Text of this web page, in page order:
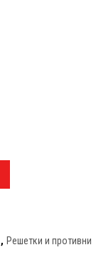
, Решетки и противни